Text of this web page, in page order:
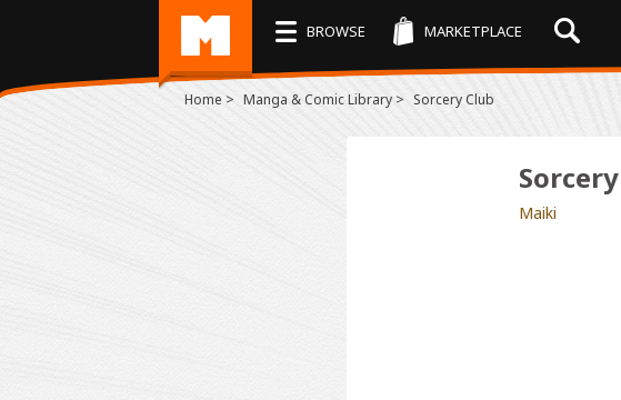
BROWSE MARKETPLACE
Home > Manga & Comic Library > Sorcery Club
Maiki